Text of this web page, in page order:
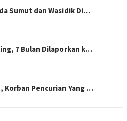
Sumut dan Wasidik Di…
7 Bulan Dilaporkan k…
Korban Pencurian Yang …